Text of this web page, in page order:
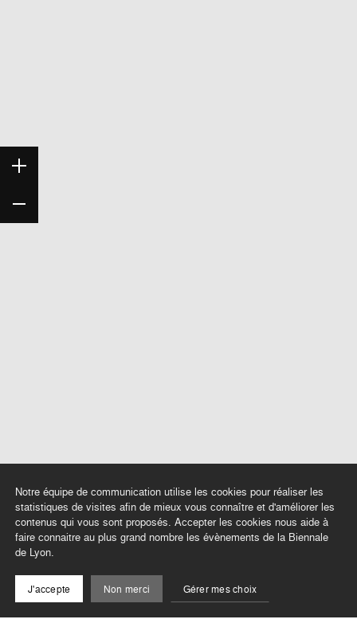
Notre équipe de communication utilise les cookies pour réaliser les
statistiques de visites afin de mieux vous connaître et d'améliorer les
contenus qui vous sont proposés. Accepter les cookies nous aide à
faire connaitre au plus grand nombre les évènements de la Biennale
de Lyon.
J'accepte Non merci Gérer mes choix